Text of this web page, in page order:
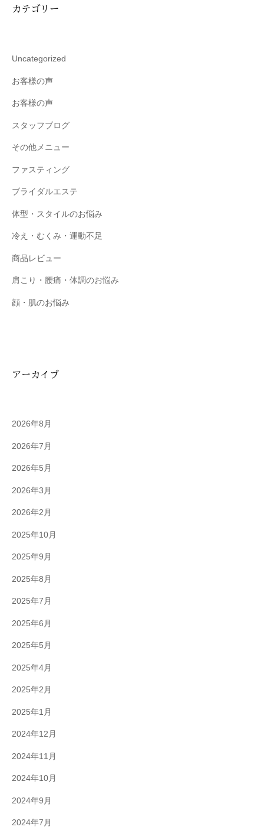
カテゴリー
Uncategorized
お客様の声
お客様の声
スタッフブログ
その他メニュー
ファスティング
ブライダルエステ
体型・スタイルのお悩み
冷え・むくみ・運動不足
商品レビュー
肩こり・腰痛・体調のお悩み
顔・肌のお悩み
アーカイブ
2026年8月
2026年7月
2026年5月
2026年3月
2026年2月
2025年10月
2025年9月
2025年8月
2025年7月
2025年6月
2025年5月
2025年4月
2025年2月
2025年1月
2024年12月
2024年11月
2024年10月
2024年9月
2024年7月